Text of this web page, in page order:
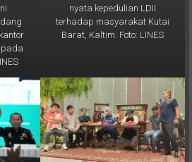
pada
terhadap masyarakat Kutai
Barat, Kaltim. Foto: LINES